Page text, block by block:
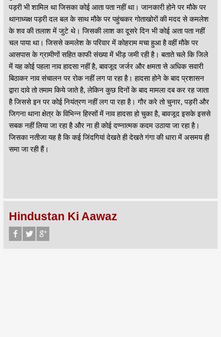
पड़री भी शामिल था जिसका कोई आता पता नहीं था। जानकारी होने पर मौके पर
थानाध्यक्ष पड़री दल बल के साथ मौके पर पहुंचकर गोताखोरों की मदद से कमलेश
के शव की तलाश में जुटे थे। जिसकी लाश का दूसरे दिन भी कोई अता पता नहीं
चल पाया था। जिससे कमलेश के परिवार में कोहराम मचा हुआ है वहीं मौके पर
आसपास के ग्रामीणों सहित काफी संख्या में भीड़ जमी रही है। बताते चले कि जिले
में यह कोई पहला नाव हादसा नहीं है, बावजूद जर्जर और क्षमता से अधिक सवारी
बिठाकर नाव संचालन पर रोक नहीं लग पा रहा है। हादसा होने के बाद प्रशासन
द्वारा दावे तो तमाम किये जाते है, लेकिन कुछ दिनों के बाद मामला दब कर रह जाता
है जिससे इन पर कोई नियंत्रण नहीं लग पा रहा है। गौर करे तो चुनार, पड़री और
जिगना थाना क्षेत्र के विभिन्न हिस्सों में नाव हादसा हो चुका है, बावजूद इसके इससे
सबक नहीं लिया जा रहा है और ना ही कोई दण्नात्मक कदम उठाया जा रहा है।
जिसका नतीजा यह है कि कई जिंदगियां देखते ही देखते गंगा की धारा में असमय ही
समा जा रही हैं।
Hindustan Ki Aawaz